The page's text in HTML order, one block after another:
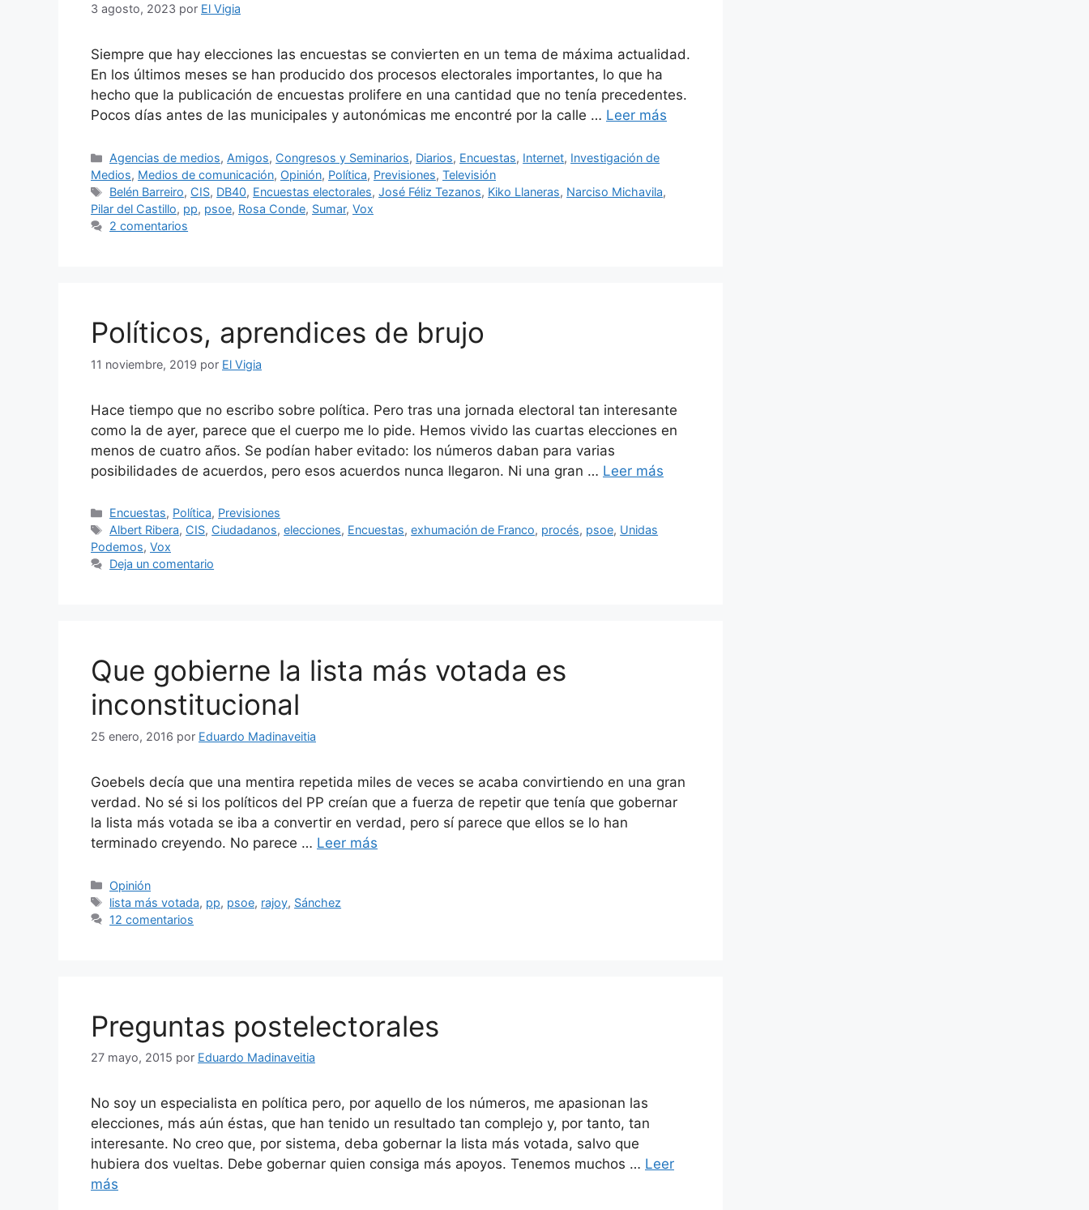
3 agosto, 2023 por El Vigia
Siempre que hay elecciones las encuestas se convierten en un tema de máxima actualidad.
En los últimos meses se han producido dos procesos electorales importantes, lo que ha
hecho que la publicación de encuestas prolifere en una cantidad que no tenía precedentes.
Pocos días antes de las municipales y autonómicas me encontré por la calle … Leer más
Categorías
Agencias de medios, Amigos, Congresos y Seminarios, Diarios, Encuestas, Internet, Investigación de
Medios, Medios de comunicación, Opinión, Política, Previsiones, Televisión
Etiquetas
Belén Barreiro, CIS, DB40, Encuestas electorales,José Féliz Tezanos, Kiko Llaneras, Narciso Michavila,
Pilar del Castillo, pp, psoe, Rosa Conde, Sumar, Vox
2 comentarios
Políticos, aprendices de brujo
11 noviembre, 2019 por El Vigia
Hace tiempo que no escribo sobre política. Pero tras una jornada electoral tan interesante
como la de ayer, parece que el cuerpo me lo pide. Hemos vivido las cuartas elecciones en
menos de cuatro años. Se podían haber evitado: los números daban para varias
posibilidades de acuerdos, pero esos acuerdos nunca llegaron. Ni una gran … Leer más
Categorías
Encuestas, Política, Previsiones
Etiquetas
Albert Ribera, CIS, Ciudadanos,elecciones, Encuestas,exhumación de Franco, procés, psoe, Unidas
Podemos, Vox
Deja un comentario
Que gobierne la lista más votada es
inconstitucional
25 enero, 2016 por Eduardo Madinaveitia
Goebels decía que una mentira repetida miles de veces se acaba convirtiendo en una gran
verdad. No sé si los políticos del PP creían que a fuerza de repetir que tenía que gobernar
la lista más votada se iba a convertir en verdad, pero sí parece que ellos se lo han
terminado creyendo. No parece … Leer más
Categorías
Opinión
Etiquetas
lista más votada, pp, psoe, rajoy, Sánchez
12 comentarios
Preguntas postelectorales
27 mayo, 2015 por Eduardo Madinaveitia
No soy un especialista en política pero, por aquello de los números, me apasionan las
elecciones, más aún éstas, que han tenido un resultado tan complejo y, por tanto, tan
interesante. No creo que, por sistema, deba gobernar la lista más votada, salvo que
hubiera dos vueltas. Debe gobernar quien consiga más apoyos. Tenemos muchos … Leer
más